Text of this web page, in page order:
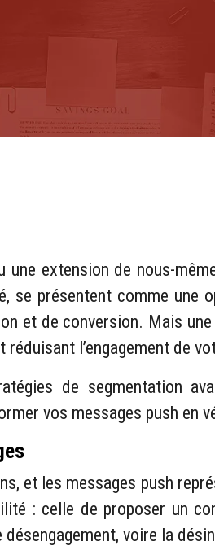
une extension de nous-
se présentent comme une
et de conversion. Mais
l’engagement de
de segmentation
vos messages push
et les messages push
: celle de proposer un
voire la